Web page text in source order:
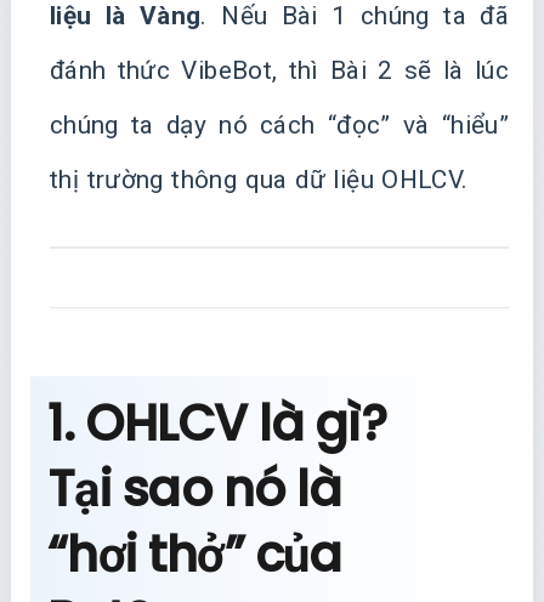
liệu là Vàng. Nếu Bài 1 chúng ta đã
đánh thức VibeBot, thì Bài 2 sẽ là lúc
chúng ta dạy nó cách “đọc” và “hiểu”
thị trường thông qua dữ liệu OHLCV.
1. OHLCV là gì?
Tại sao nó là
“hơi thở” của